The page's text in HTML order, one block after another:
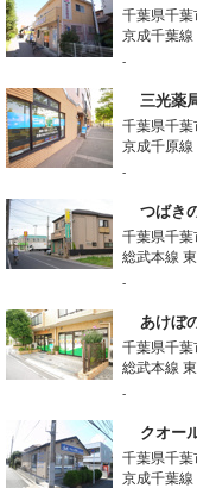
千葉県千
京成千葉線
-
三光薬
千葉県千
京成千原線
-
つばき
千葉県千葉
総武本線
-
あけぼ
千葉県千葉
総武本線
-
クオー
千葉県千葉
京成千葉線